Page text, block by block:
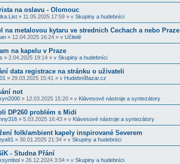
na oslavu - Olomouc
List » 11.05.2025 17:59 » v Skupiny a hudebníci
na metalovou kytaru ve strednich Cechach a nebo Praze
» 12.04.2025 16:24 » v Učitelé
na kapelu v Praze
» 2.04.2025 19:14 » v Skupiny a hudebníci
data registrace na stránku o uživateli
» 29.03.2025 15:41 » v HudebníBazar.cz
not
» 12.03.2025 15:20 » v Klávesové nástroje a syntezátory
DP260 problém s Midi
» 5.03.2025 16:43 » v Klávesové nástroje a syntezátory
folk/ambient kapely inspirované Severem
» 30.01.2025 21:34 » v Skupiny a hudebníci
- Studna Přání
» 26.12.2024 3:04 » v Skupiny a hudebníci